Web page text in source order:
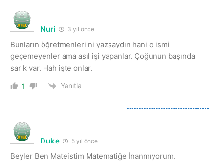
Nuri 3 yıl önce
Bunların öğretmenleri ni yazsaydın hani o ismi
geçemeyenler ama asıl işi yapanlar. Çoğunun başında
sarık var. Hah işte onlar.
1 Yanıtla
Duke 5 yıl önce
Beyler Ben Mateistim Matematiğe İnanmıyorum.